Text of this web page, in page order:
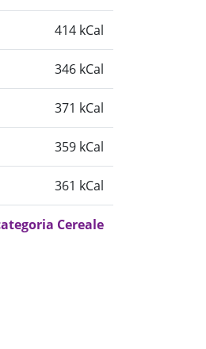
414 kCal
346 kCal
371 kCal
359 kCal
361 kCal
Cereale